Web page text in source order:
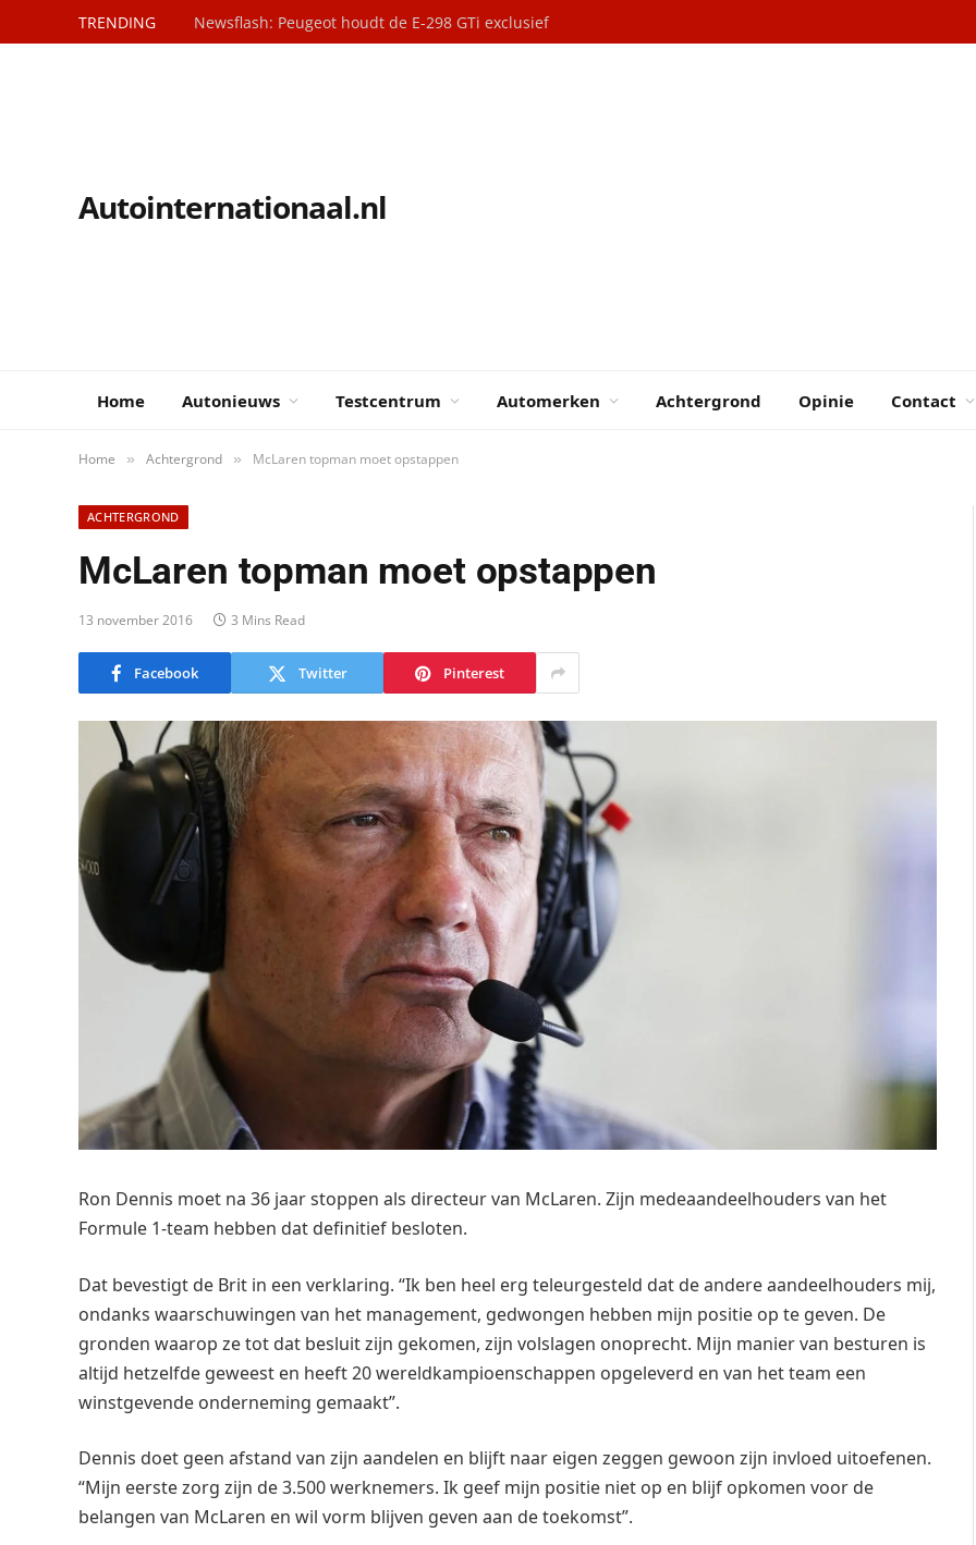
TRENDING Newsflash: Peugeot houdt de E-298 GTi exclusief
Autointernationaal.nl
Home Autonieuws Testcentrum Automerken Achtergrond Opinie Contact
Home » Achtergrond » McLaren topman moet opstappen
ACHTERGROND
McLaren topman moet opstappen
13 november 2016 3 Mins Read
Facebook Twitter Pinterest
Ron Dennis moet na 36 jaar stoppen als directeur van McLaren. Zijn medeaandeelhouders van het
Formule 1-team hebben dat definitief besloten.
Dat bevestigt de Brit in een verklaring. “Ik ben heel erg teleurgesteld dat de andere aandeelhouders mij,
ondanks waarschuwingen van het management, gedwongen hebben mijn positie op te geven. De
gronden waarop ze tot dat besluit zijn gekomen, zijn volslagen onoprecht. Mijn manier van besturen is
altijd hetzelfde geweest en heeft 20 wereldkampioenschappen opgeleverd en van het team een
winstgevende onderneming gemaakt”.
Dennis doet geen afstand van zijn aandelen en blijft naar eigen zeggen gewoon zijn invloed uitoefenen.
“Mijn eerste zorg zijn de 3.500 werknemers. Ik geef mijn positie niet op en blijf opkomen voor de
belangen van McLaren en wil vorm blijven geven aan de toekomst”.